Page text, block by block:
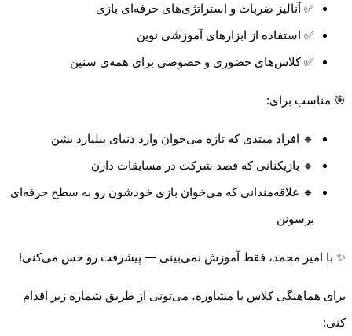
✅ آنالیز ضربات و استراتژی‌های حرفه‌ای بازی
✅ استفاده از ابزارهای آموزشی نوین
✅ کلاس‌های حضوری و خصوصی برای همه‌ی سنین
🎯 مناسب برای:
🔸 افراد مبتدی که تازه می‌خوان وارد دنیای بیلیارد بشن
🔸 بازیکنانی که قصد شرکت در مسابقات دارن
🔸 علاقه‌مندانی که می‌خوان بازی خودشون رو به سطح حرفه‌ای
برسونن
✨ با امیر محمد، فقط آموزش نمی‌بینی — پیشرفت رو حس می‌کنی!
برای هماهنگی کلاس یا مشاوره، می‌تونی از طریق شماره زیر اقدام
کنی: